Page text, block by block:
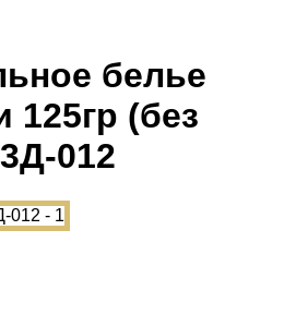
белье
125гр (без
012